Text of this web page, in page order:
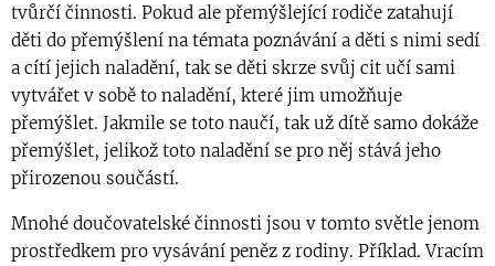
tvůrčí činnosti. Pokud ale přemýšlející rodiče zatahují
děti do přemýšlení na témata poznávání a děti s nimi sedí
a cítí jejich naladění, tak se děti skrze svůj cit učí sami
vytvářet v sobě to naladění, které jim umožňuje
přemýšlet. Jakmile se toto naučí, tak už dítě samo dokáže
přemýšlet, jelikož toto naladění se pro něj stává jeho
přirozenou součástí.
Mnohé doučovatelské činnosti jsou v tomto světle jenom
prostředkem pro vysávání peněz z rodiny. Příklad. Vracím